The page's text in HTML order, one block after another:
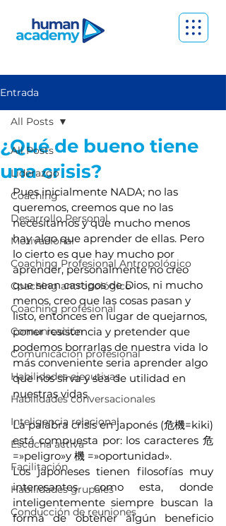
Entrada
All Posts
Liderazgo
Coaching
Desarrollo Personal
Motivacional
Coaching Profesional Antropológico
Coaching antropológico
Coaching profesional
Comunicación
Comunicación profesional
Habilidades ejecutivas
Habilidades conversacionales
Inteligencia relacional
Escucha activa
Facilitación
Habilidades grupales
Conducción de reuniones
All Posts
¿Qué de bueno tiene
una crisis?
Pues inicialmente NADA; no las
queremos, creemos que no las
necesitamos y que mucho menos
hay algo que aprender de ellas. Pero
lo cierto es que hay mucho por
aprender, personalmente no creo
que sean castigos de Dios, ni mucho
menos, creo que las cosas pasan y
listo, entonces en lugar de quejarnos,
poner resistencia y pretender que
podemos borrarlas de nuestra vida lo
más conveniente seria aprender algo
que nos sirva y sea de utilidad en
nuestras vidas.
La palabra crisis en japonés (危機=kiki)
está compuesta por: los caracteres 危
=»peligro»y 機 =»oportunidad».
Los japoneses tienen filosofías muy
interesantes como esta, donde
inteligentemente siempre buscan la
forma de obtener algún beneficio